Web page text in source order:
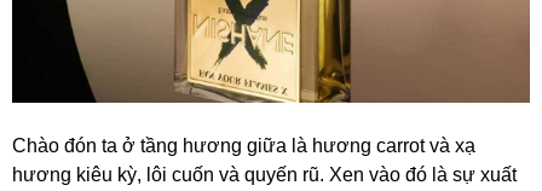
Chào đón ta ở tầng hương giữa là hương carrot và xạ
hương kiêu kỳ, lôi cuốn và quyến rũ. Xen vào đó là sự xuất